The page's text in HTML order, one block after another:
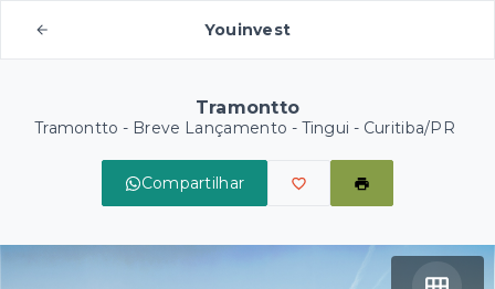
Youinvest
Tramontto
Tramontto - Breve Lançamento - Tingui - Curitiba/PR
Compartilhar